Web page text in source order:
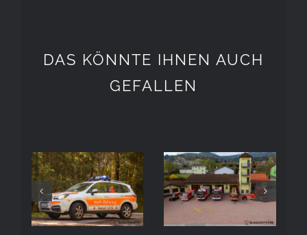
DAS KÖNNTE IHNEN AUCH
GEFALLEN
HVO
Zellertal
Freiwillige
Feuerwehr
Neukirchen
b. Hl. Blut